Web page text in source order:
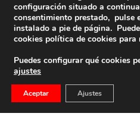
configuración situado a
consentimiento prestado, pulse
instalado a pie de página.
cookies política de cookies para
Puedes configurar qué cookies
ajustes
Aceptar Ajustes